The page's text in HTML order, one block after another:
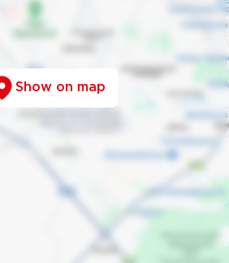
Show on map